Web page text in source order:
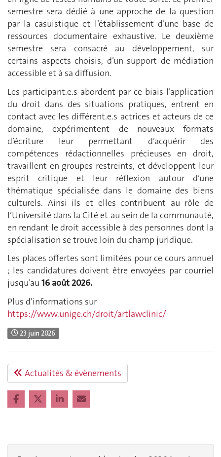
semestre sera dédié à une approche de la question
par la casuistique et l’établissement d’une base de
ressources documentaire exhaustive. Le deuxième
semestre sera consacré au développement, sur
certains aspects choisis, d’un support de médiation
accessible et à sa diffusion.
Les participant.e.s abordent par ce biais l’application
du droit dans des situations pratiques, entrent en
contact avec les différent.e.s actrices et acteurs de ce
domaine, expérimentent de nouveaux formats
d’écriture leur permettant d’acquérir des
compétences rédactionnelles précieuses en droit,
travaillent en groupes restreints, et développent leur
esprit critique et leur réflexion autour d’une
thématique spécialisée dans le domaine des biens
culturels. Ainsi ils et elles contribuent au rôle de
l’Université dans la Cité et au sein de la communauté,
en rendant le droit accessible à des personnes dont la
spécialisation se trouve loin du champ juridique.
Les places offertes sont limitées pour ce cours annuel
; les candidatures doivent être envoyées par courriel
jusqu’au 16 août 2026.
Plus d’informations sur
https://www.unige.ch/droit/artlawclinic/
23 juin 2026
Actualités & évènements